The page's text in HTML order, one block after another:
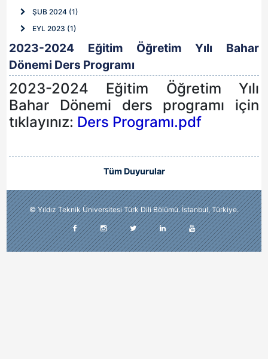
ŞUB 2024 (1)
EYL 2023 (1)
2023-2024 Eğitim Öğretim Yılı Bahar
Dönemi Ders Programı
2023-2024 Eğitim Öğretim Yılı
Bahar Dönemi ders programı için
tıklayınız: Ders Programı.pdf
Tüm Duyurular
© Yıldız Teknik Üniversitesi Türk Dili Bölümü. İstanbul, Türkiye.